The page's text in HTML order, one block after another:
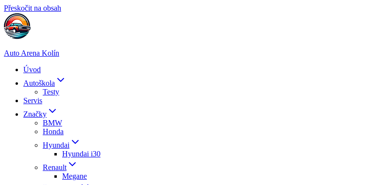
Přeskočit na obsah
Auto Arena Kolín
Úvod
Autoškola
Testy
Servis
Značky
BMW
Honda
Hyundai
Hyundai i30
Renault
Megane